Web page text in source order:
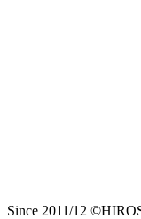
Since 2011/12